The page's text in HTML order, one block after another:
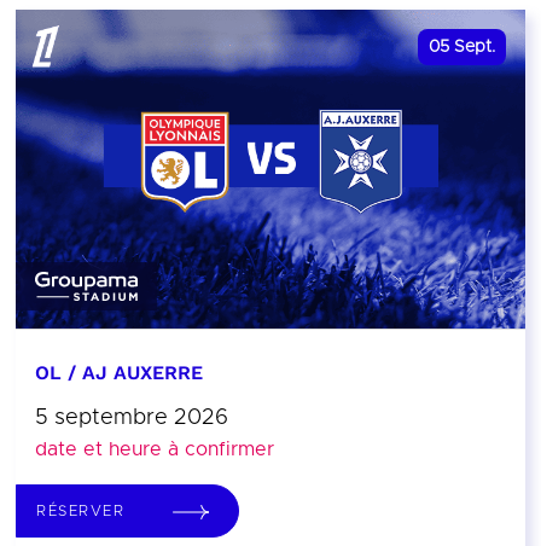
05 Sept.
OL / AJ AUXERRE
5 septembre 2026
date et heure à confirmer
RÉSERVER